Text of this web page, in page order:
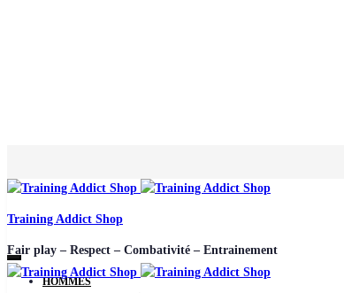
Training Addict Shop
Fair play – Respect – Combativité – Entrainement
HOMMES